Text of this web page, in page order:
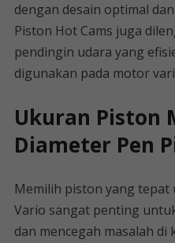
dengan desain optimal
Piston Hot Cams juga
pendingin udara yang
digunakan pada motor
Ukuran Piston
Diameter Pen
Memilih piston yang
Vario sangat penting
dan mencegah masalah di